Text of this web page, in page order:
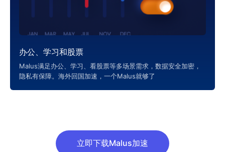
办公、学习和股票
Malus满足办公、学习、看股票等多场景需求，数据安全加密，
隐私有保障。海外回国加速，一个Malus就够了
立即下载Malus加速